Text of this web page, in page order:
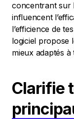
concentrant sur
influencent
l’efficience de
logiciel propose
mieux adaptés à
Clarifie